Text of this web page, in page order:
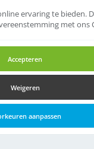
ervaring te bieden.
met ons
Accepteren
Weigeren
aanpassen
3kg - fiber